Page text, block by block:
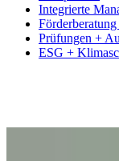
Integrierte
Prüfungen +
ESG +